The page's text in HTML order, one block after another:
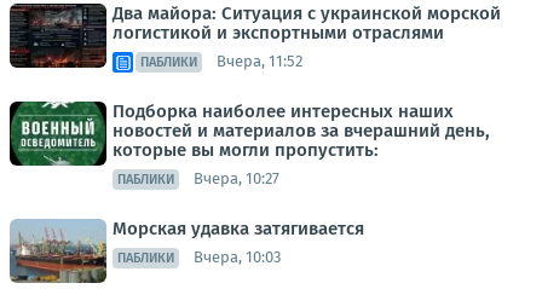
Два майора: Ситуация с украинской морской
логистикой и экспортными отраслями
ПАБЛИКИ Вчера, 11:52
Подборка наиболее интересных наших
новостей и материалов за вчерашний день,
которые вы могли пропустить:
ПАБЛИКИ Вчера, 10:27
Морская удавка затягивается
ПАБЛИКИ Вчера, 10:03